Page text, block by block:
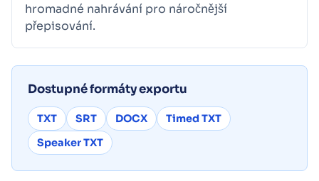
hromadné nahrávání pro náročnější
přepisování.
Dostupné formáty exportu
TXT SRT DOCX
Timed TXT
Speaker TXT